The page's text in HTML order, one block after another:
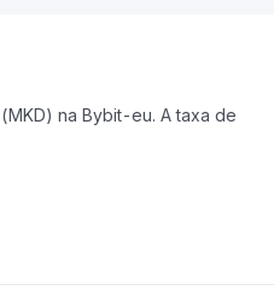
na Bybit-eu. A taxa de